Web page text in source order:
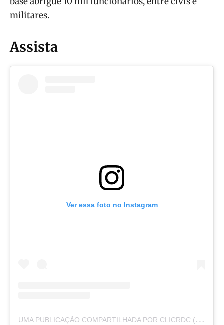
militares.
Assista
Ver essa foto no Instagram
U
MA PUBLICAÇÃO COMPARTILHADA POR CLICRDC (@CLICRDC)